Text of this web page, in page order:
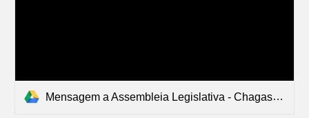
Mensagem a Assembleia Legislativa - Chagas Rodrigues (1962).pdf